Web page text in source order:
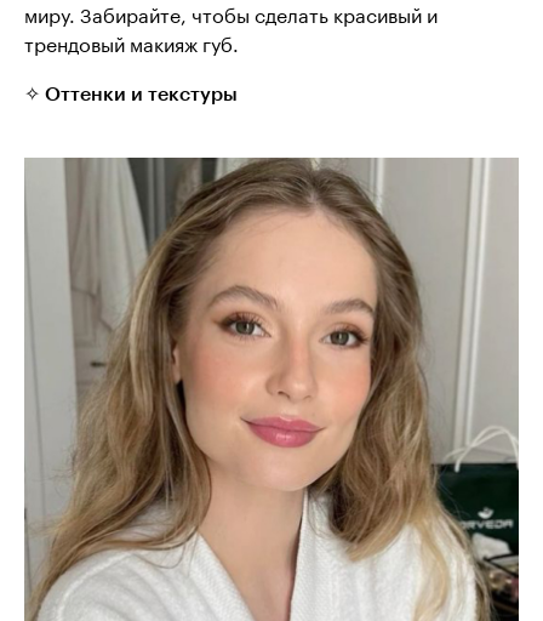
миру. Забирайте, чтобы сделать красивый и
трендовый макияж губ.
✧ Оттенки и текстуры